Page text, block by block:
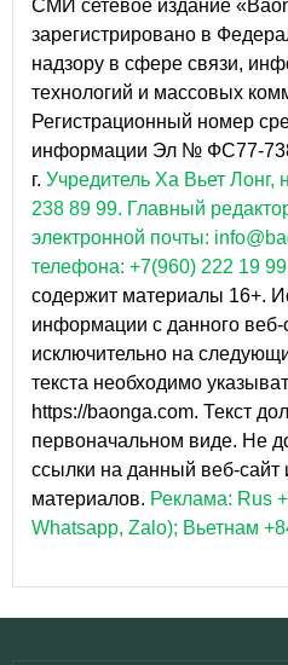
СМИ сетевое издание
зарегистрировано в
надзору в сфере связи,
технологий и массовых
Регистрационный номер
информации Эл № ФС77-
г. Учредитель Ха Вьет
238 89 99. Главный
электронной почты:
телефона: +7(960) 222 19
содержит материалы 16+.
информации с данного
исключительно на
текста необходимо
https://baonga.com. Текст
первоначальном виде. Не
ссылки на данный веб-сайт
материалов. Реклама: Rus
Whatsapp, Zalo); Вьетнам